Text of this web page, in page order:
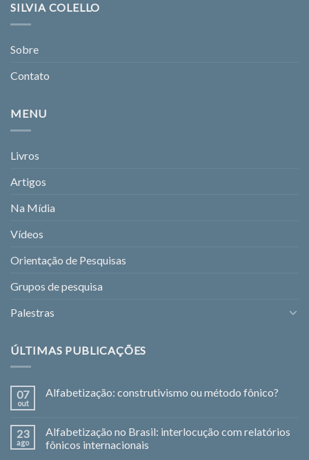
SILVIA COLELLO
Sobre
Contato
MENU
Livros
Artigos
Na Mídia
Vídeos
Orientação de Pesquisas
Grupos de pesquisa
Palestras
ÚLTIMAS PUBLICAÇÕES
07
out
Alfabetização: construtivismo ou método fônico?
23
ago
Alfabetização no Brasil: interlocução com relatórios
fônicos internacionais